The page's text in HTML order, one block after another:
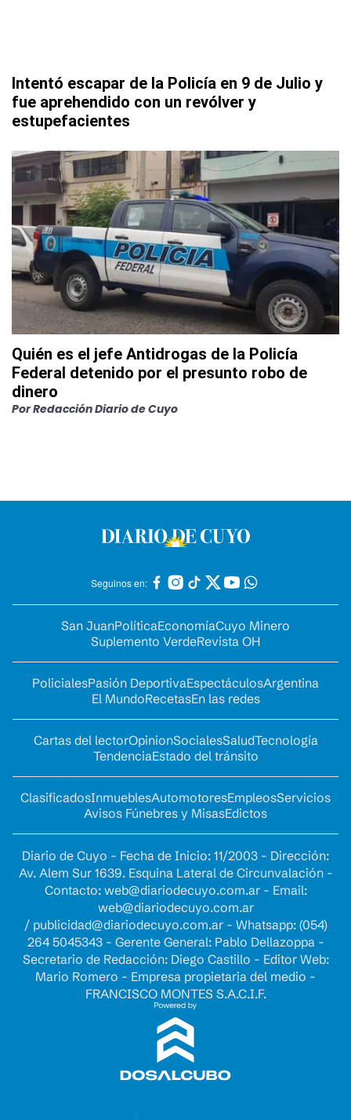
Intentó escapar de la Policía en 9 de Julio y
fue aprehendido con un revólver y
estupefacientes
Quién es el jefe Antidrogas de la Policía
Federal detenido por el presunto robo de
dinero
PorRedacción Diario de Cuyo
Seguinos en:
San JuanPolíticaEconomíaCuyo Minero
Suplemento VerdeRevista OH
PolicialesPasión DeportivaEspectáculosArgentina
El MundoRecetasEn las redes
Cartas del lectorOpinionSocialesSaludTecnología
TendenciaEstado del tránsito
ClasificadosInmueblesAutomotoresEmpleosServicios
Avisos Fúnebres y MisasEdictos
Diario de Cuyo - Fecha de Inicio: 11/2003 - Dirección:
Av. Alem Sur 1639. Esquina Lateral de Circunvalación -
Contacto: web@diariodecuyo.com.ar- Email:
web@diariodecuyo.com.ar
/ publicidad@diariodecuyo.com.ar- Whatsapp: (054)
264 5045343 - Gerente General: Pablo Dellazoppa -
Secretario de Redacción: Diego Castillo - Editor Web:
Mario Romero - Empresa propietaria del medio -
FRANCISCO MONTES S.A.C.I.F.